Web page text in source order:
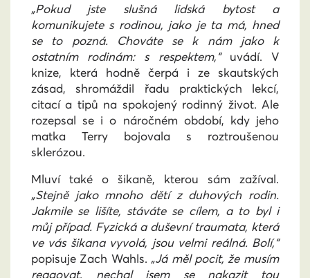
„Pokud jste slušná lidská bytost a
komunikujete s rodinou, jako je ta má, hned
se to pozná. Chováte se k nám jako k
ostatním rodinám: s respektem,“ uvádí. V
knize, která hodně čerpá i ze skautských
zásad, shromáždil řadu praktických lekcí,
citací a tipů na spokojený rodinný život. Ale
rozepsal se i o náročném období, kdy jeho
matka Terry bojovala s roztroušenou
sklerózou.
Mluví také o šikaně, kterou sám zažíval.
„Stejně jako mnoho dětí z duhových rodin.
Jakmile se lišíte, stáváte se cílem, a to byl i
můj případ. Fyzická a duševní traumata, která
ve vás šikana vyvolá, jsou velmi reálná. Bolí,“
popisuje Zach Wahls. „Já měl pocit, že musím
reagovat, nechal jsem se nakazit tou